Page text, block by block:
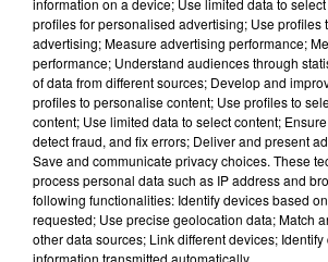
Musique
7 août 2026
RÜFÜS DU SOL
album après sa
information on a device; Use limited data to
profiles for personalised advertising; Use profiles
advertising; Measure advertising performance;
performance; Understand audiences through
of data from different sources; Develop and
profiles to personalise content; Use profiles to
content; Use limited data to select content;
detect fraud, and fix errors; Deliver and present
Save and communicate privacy choices. These
process personal data such as IP address and
following functionalities: Identify devices based
requested; Use precise geolocation data; Match
other data sources; Link different devices;
information transmitted automatically.